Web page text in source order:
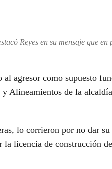
Reyes en su mensaje que en
al agresor como supuesto
Alineamientos de la
lo corrieron por no dar su
licencia de construcción